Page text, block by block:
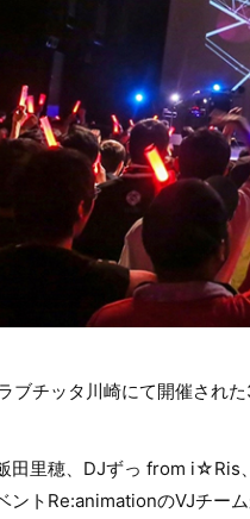
ブチッタ川崎にて開催され
田里穂、DJずっ from i☆Ris
ントRe:animationのVJチー